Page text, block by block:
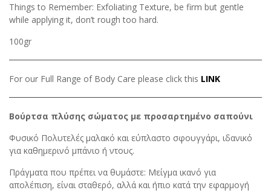
Things to Remember: Exfoliating Texture, be firm but gentle
while applying it, don’t rough too hard.
100gr
For our Full Range of Body Care please click this LINK
Βούρτσα πλύσης σώματος με προσαρτημένο σαπούνι
Φυσικό Πολυτελές μαλακό και εύπλαστο σφουγγάρι, ιδανικό
για καθημερινό μπάνιο ή ντους.
Πράγματα που πρέπει να θυμάστε: Μείγμα ικανό για
απολέπιση, είναι σταθερό, αλλά και ήπιο κατά την εφαρμογή